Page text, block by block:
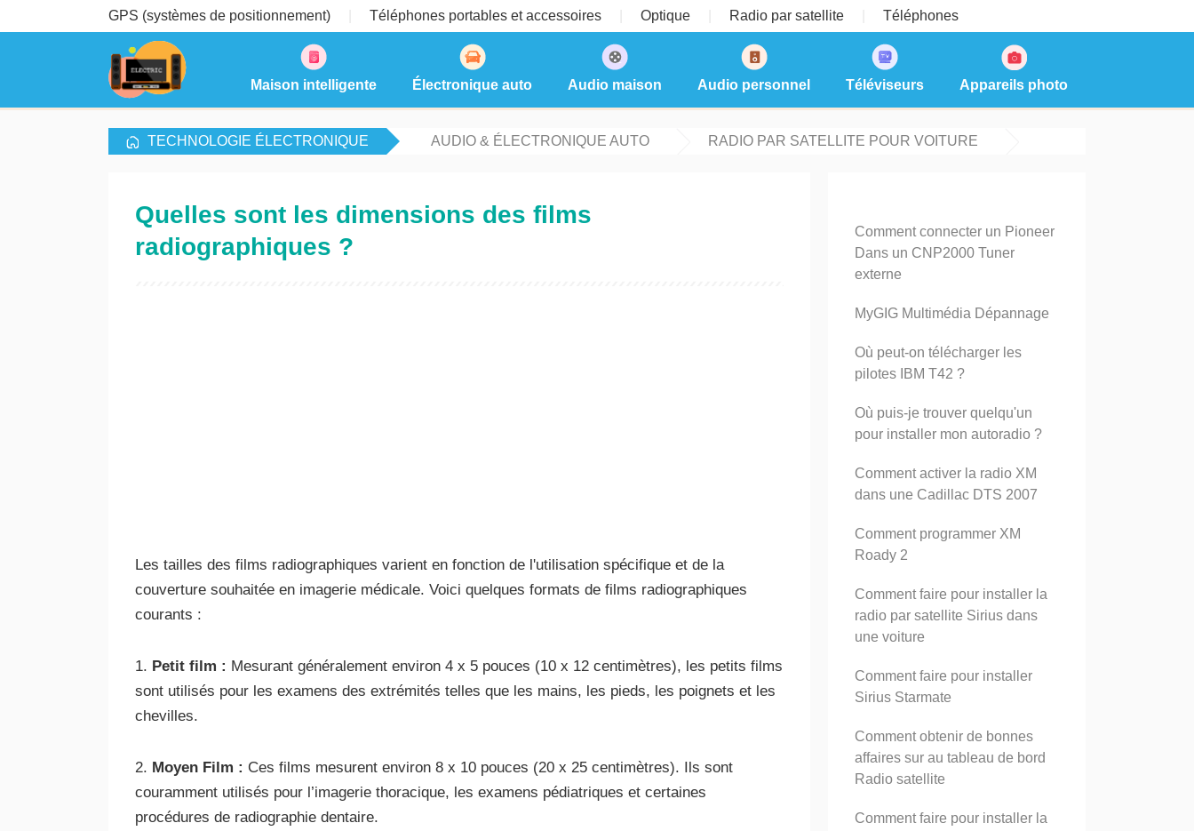
GPS (systèmes de positionnement) Téléphones portables et accessoires Optique Radio par satellite Téléphones
Maison intelligente Électronique auto Audio maison Audio personnel Téléviseurs Appareils photo
TECHNOLOGIE ÉLECTRONIQUE AUDIO & ÉLECTRONIQUE AUTO RADIO PAR SATELLITE POUR VOITURE
Quelles sont les dimensions des films
radiographiques ?
Les tailles des films radiographiques varient en fonction de l'utilisation spécifique et de la
couverture souhaitée en imagerie médicale. Voici quelques formats de films radiographiques
courants :
1. Petit film : Mesurant généralement environ 4 x 5 pouces (10 x 12 centimètres), les petits films
sont utilisés pour les examens des extrémités telles que les mains, les pieds, les poignets et les
chevilles.
2. Moyen Film : Ces films mesurent environ 8 x 10 pouces (20 x 25 centimètres). Ils sont
couramment utilisés pour l’imagerie thoracique, les examens pédiatriques et certaines
procédures de radiographie dentaire.
Comment connecter un Pioneer
Dans un CNP2000 Tuner
externe
MyGIG Multimédia Dépannage
Où peut-on télécharger les
pilotes IBM T42 ?
Où puis-je trouver quelqu'un
pour installer mon autoradio ?
Comment activer la radio XM
dans une Cadillac DTS 2007
Comment programmer XM
Roady 2
Comment faire pour installer la
radio par satellite Sirius dans
une voiture
Comment faire pour installer
Sirius Starmate
Comment obtenir de bonnes
affaires sur au tableau de bord
Radio satellite
Comment faire pour installer la